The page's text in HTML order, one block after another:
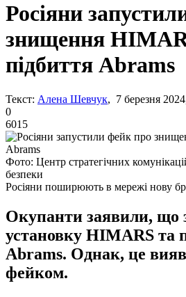
Росіяни
знищення
підбиття Abrams
Текст: Алена Шевчук, 7 березня
0
6015
Фото: Центр стратегічних
безпеки
Росіяни поширюють в мережі нову
Окупанти заявили, що
установку HIMARS та
Abrams. Однак, це
фейком.